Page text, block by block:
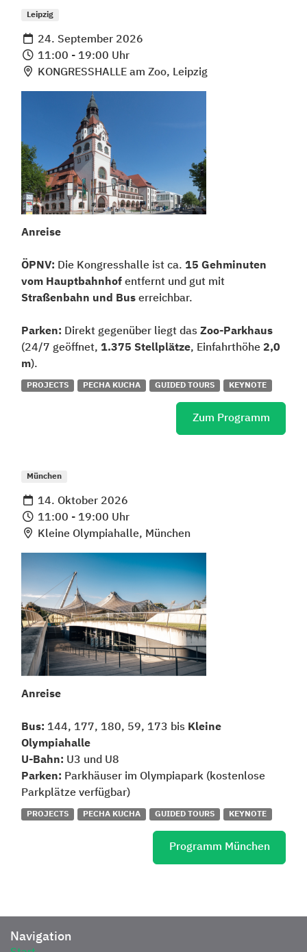
Leipzig
24. September 2026
11:00 - 19:00 Uhr
KONGRESSHALLE am Zoo, Leipzig
Anreise
ÖPNV: Die Kongresshalle ist ca. 15 Gehminuten
vom Hauptbahnhof entfernt und gut mit
Straßenbahn und Bus erreichbar.
Parken: Direkt gegenüber liegt das Zoo-Parkhaus
(24/7 geöffnet, 1.375 Stellplätze, Einfahrthöhe 2,0
m).
PROJECTS PECHA KUCHA GUIDED TOURS KEYNOTE
Zum Programm
München
14. Oktober 2026
11:00 - 19:00 Uhr
Kleine Olympiahalle, München
Anreise
Bus: 144, 177, 180, 59, 173 bis Kleine
Olympiahalle
U-Bahn: U3 und U8
Parken: Parkhäuser im Olympiapark (kostenlose
Parkplätze verfügbar)
PROJECTS PECHA KUCHA GUIDED TOURS KEYNOTE
Programm München
Navigation